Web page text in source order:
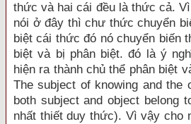
thức và hai cái đều là thức cả.
nói ở đây thì chư thức chuyển
biệt cái thức đó nó chuyển biến
biệt và bị phân biệt. đó là ý
hiện ra thành chủ thể phân biệt
The subject of knowing and the
both subject and object belong
nhất thiết duy thức). Vì vậy cho